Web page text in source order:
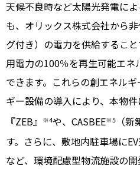
天候不良時など太陽光発電に
も、オリックス株式会社から
グ付き）の電力を供給するこ
用電力の100％を再生可能エ
できます。これらの創エネル
ギー設備の導入により、本物
『ZEB』
※4や、CASBEE※5
（
す。さらに、敷地内駐車場に
など、環境配慮型物流施設の開